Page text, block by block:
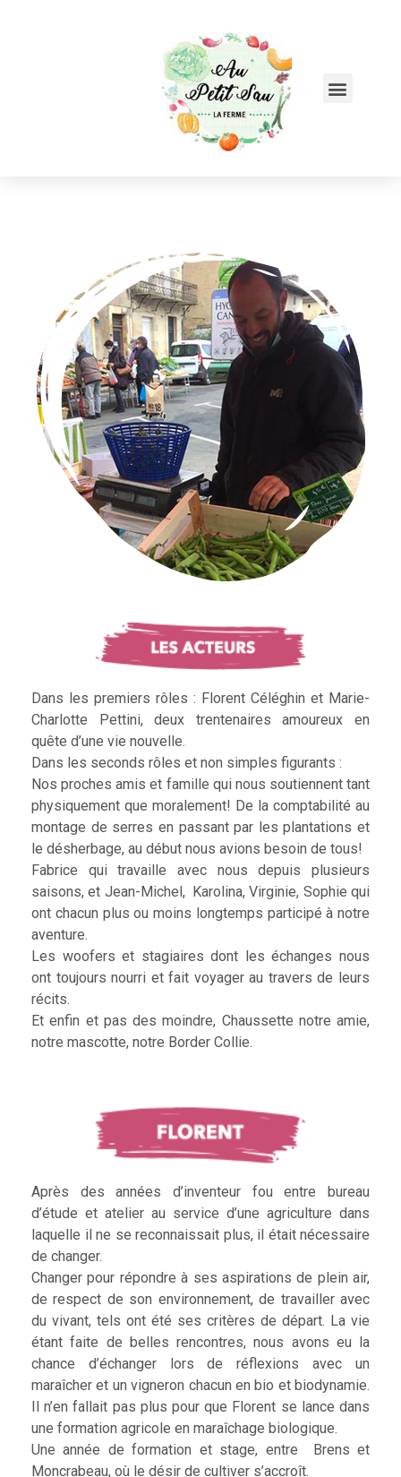
Dans les premiers rôles : Florent Céléghin et Marie-
Charlotte Pettini, deux trentenaires amoureux en
quête d’une vie nouvelle.
Dans les seconds rôles et non simples figurants :
Nos proches amis et famille qui nous soutiennent tant
physiquement que moralement! De la comptabilité au
montage de serres en passant par les plantations et
le désherbage, au début nous avions besoin de tous!
Fabrice qui travaille avec nous depuis plusieurs
saisons, et Jean-Michel, Karolina, Virginie, Sophie qui
ont chacun plus ou moins longtemps participé à notre
aventure.
Les woofers et stagiaires dont les échanges nous
ont toujours nourri et fait voyager au travers de leurs
récits.
Et enfin et pas des moindre, Chaussette notre amie,
notre mascotte, notre Border Collie.
Après des années d’inventeur fou entre bureau
d’étude et atelier au service d’une agriculture dans
laquelle il ne se reconnaissait plus, il était nécessaire
de changer.
Changer pour répondre à ses aspirations de plein air,
de respect de son environnement, de travailler avec
du vivant, tels ont été ses critères de départ. La vie
étant faite de belles rencontres, nous avons eu la
chance d’échanger lors de réflexions avec un
maraîcher et un vigneron chacun en bio et biodynamie.
Il n’en fallait pas plus pour que Florent se lance dans
une formation agricole en maraîchage biologique.
Une année de formation et stage, entre Brens et
Moncrabeau, où le désir de cultiver s’accroît.